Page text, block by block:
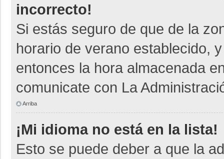
incorrecto!
Si estás seguro de que de la
horario de verano establecido,
entonces la hora almacenada
comunicate con La
Arriba
¡Mi idioma no está en la lista!
Esto se puede deber a que la